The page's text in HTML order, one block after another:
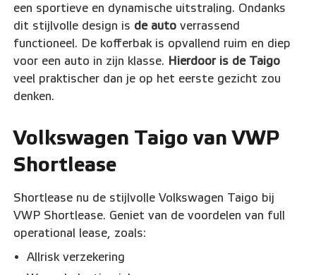
een sportieve en dynamische uitstraling. Ondanks
dit stijlvolle design is de auto verrassend
functioneel. De kofferbak is opvallend ruim en diep
voor een auto in zijn klasse. Hierdoor is de Taigo
veel praktischer dan je op het eerste gezicht zou
denken.
Volkswagen Taigo van VWP
Shortlease
Shortlease nu de stijlvolle Volkswagen Taigo bij
VWP Shortlease. Geniet van de voordelen van full
operational lease, zoals:
Allrisk verzekering